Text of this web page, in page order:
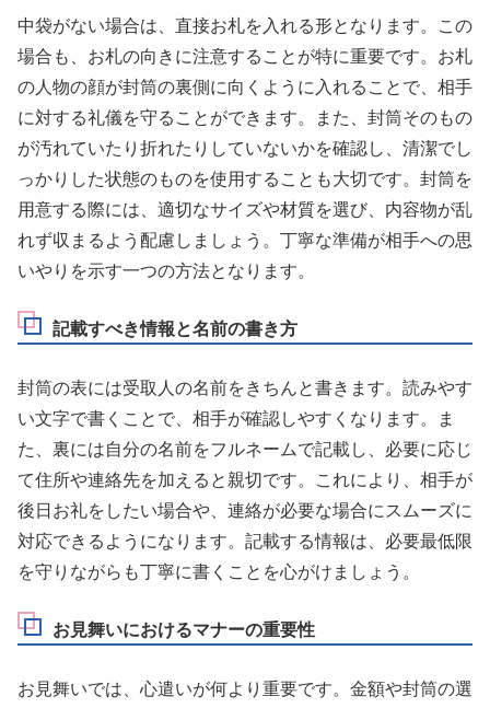
中袋がない場合は、直接お札を入れる形となります。この
場合も、お札の向きに注意することが特に重要です。お札
の人物の顔が封筒の裏側に向くように入れることで、相手
に対する礼儀を守ることができます。また、封筒そのもの
が汚れていたり折れたりしていないかを確認し、清潔でし
っかりした状態のものを使用することも大切です。封筒を
用意する際には、適切なサイズや材質を選び、内容物が乱
れず収まるよう配慮しましょう。丁寧な準備が相手への思
いやりを示す一つの方法となります。
記載すべき情報と名前の書き方
封筒の表には受取人の名前をきちんと書きます。読みやす
い文字で書くことで、相手が確認しやすくなります。ま
た、裏には自分の名前をフルネームで記載し、必要に応じ
て住所や連絡先を加えると親切です。これにより、相手が
後日お礼をしたい場合や、連絡が必要な場合にスムーズに
対応できるようになります。記載する情報は、必要最低限
を守りながらも丁寧に書くことを心がけましょう。
お見舞いにおけるマナーの重要性
お見舞いでは、心遣いが何より重要です。金額や封筒の選